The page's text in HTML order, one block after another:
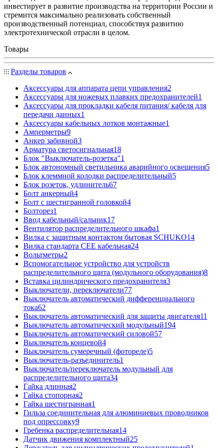
инвестирует в развитие производства на территории России и
стремится максимально реализовать собственный
производственный потенциал, способствуя развитию
электротехнической отрасли в целом.
Товары
Разделы товаров
Аксессуары для аппарата цепи управления2
Аксессуары для ножевых плавких предохранителей1
Аксессуары для прокладки кабеля питания/ кабеля для
передачи данных1
Аксессуары кабельных лотков монтажные1
Амперметры9
Анкер забивной3
Арматура светосигнальная18
Блок "Выключатель-розетка"1
Блок автономный светильника аварийного освещения5
Блок клеммной колодки распределительный5
Блок розеток, удлинитель67
Болт анкерный4
Болт с шестигранной головкой4
Болторез1
Ввод кабельный/сальник17
Вентилятор распределительного шкафа1
Вилка с защитным контактом бытовая SCHUKO14
Вилка стандарта CEE кабельная24
Вольтметры2
Вспомогательное устройство для устройств
распределительного щита (модульного оборудования)8
Вставка цилиндрического предохранителя3
Выключатели, переключатели77
Выключатель автоматический дифференциального
тока62
Выключатель автоматический для защиты двигателя11
Выключатель автоматический модульный194
Выключатель автоматический силовой57
Выключатель концевой4
Выключатель сумеречный (фотореле)5
Выключатель-разъединитель1
Выключатель/переключатель модульный для
распределительного щита34
Гайка длинная2
Гайка стопорная2
Гайка шестигранная1
Гильза соединительная для алюминиевых проводников
под опрессовку9
Гребенка распределительная14
Датчик движения комплектный25